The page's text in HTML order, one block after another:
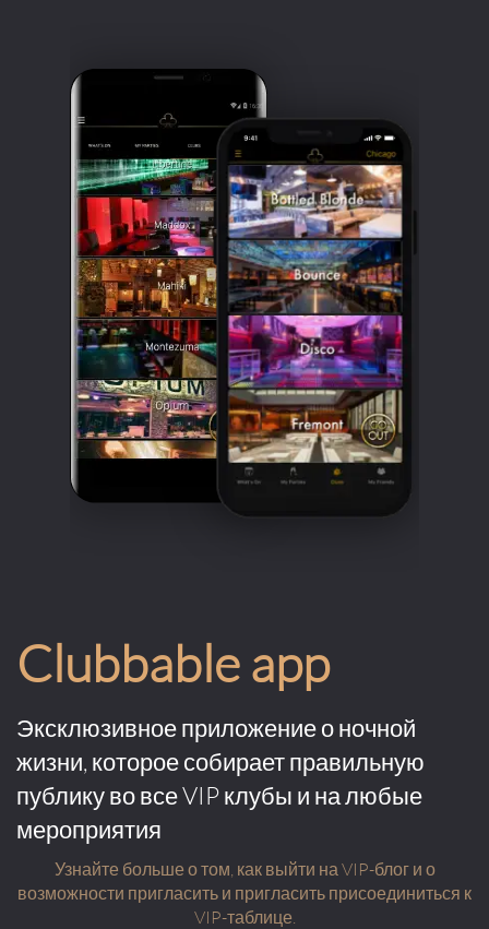
Clubbable app
Эксклюзивное приложение о ночной
жизни, которое собирает правильную
публику во все VIP клубы и на любые
мероприятия
Узнайте больше о том, как выйти на VIP-блог и о
возможности пригласить и пригласить присоединиться к
VIP-таблице.